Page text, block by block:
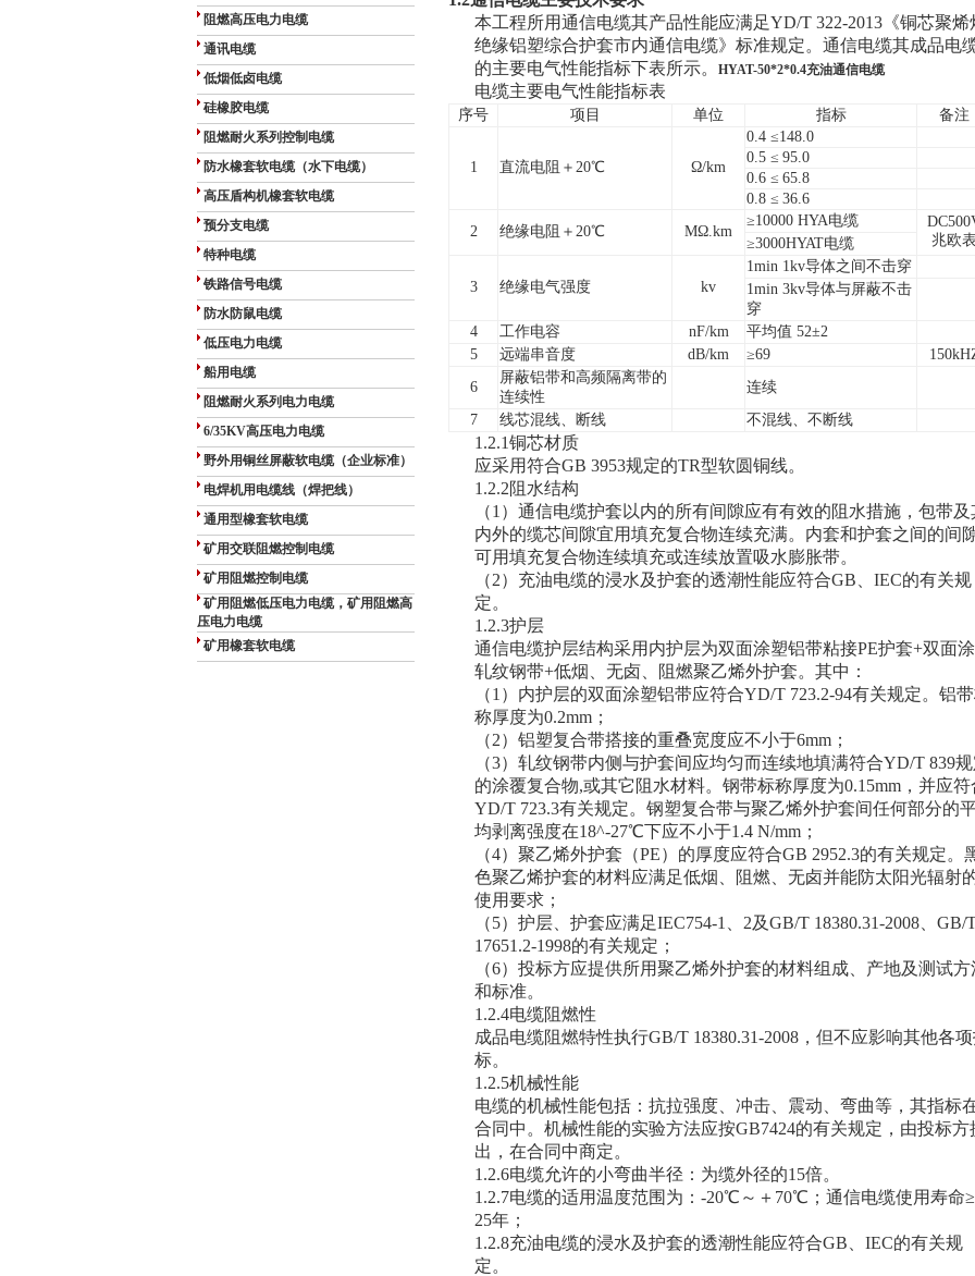
阻燃高压电力电缆
通讯电缆
低烟低卤电缆
硅橡胶电缆
阻燃耐火系列控制电缆
防水橡套软电缆（水下电缆）
高压盾构机橡套软电缆
预分支电缆
特种电缆
铁路信号电缆
防水防鼠电缆
低压电力电缆
船用电缆
阻燃耐火系列电力电缆
6/35KV高压电力电缆
野外用铜丝屏蔽软电缆（企业标准）
电焊机用电缆线（焊把线）
通用型橡套软电缆
矿用交联阻燃控制电缆
矿用阻燃控制电缆
矿用阻燃低压电力电缆，矿用阻燃高
压电力电缆
矿用橡套软电缆
本工程所用通信电缆其产品性能应满足YD/T 322-2013《铜芯聚烯
绝缘铝塑综合护套市内通信电缆》标准规定。通信电缆其成品电
的主要电气性能指标下表所示。
HYAT-50*2*0.4充油通信电缆
电缆主要电气性能指标表
序号 项目 单位 指标 备注
1 直流电阻 ＋20℃ Ω/km
0.4 ≤148.0
0.5 ≤ 95.0
0.6 ≤ 65.8
0.8 ≤ 36.6
2
绝缘电阻＋20℃ MΩ.km
≥10000 HYA电缆
兆欧表
≥3000HYAT电缆
3 绝缘电气强度 kv
1min 1kv导体之间不击穿
1min 3kv导体与屏蔽不击
穿
4
工作电容 nF/km
平均值 52±2
5
远端串音度 dB/km ≥69
6
屏蔽铝带和高频隔离带的
连续性
连续
7
线芯混线、断线 不混线、不断线
1.2.1铜芯材质
应采用符合GB 3953规定的TR型软圆铜线。
1.2.2阻水结构
（1）通信电缆护套以内的所有间隙应有有效的阻水措施，包带及
内外的缆芯间隙宜用填充复合物连续充满。内套和护套之间的间
可用填充复合物连续填充或连续放置吸水膨胀带。
（2）充油电缆的浸水及护套的透潮性能应符合GB、IEC的有关规
定。
1.2.3护层
通信电缆护层结构采用内护层为双面涂塑铝带粘接PE护套+双面
轧纹钢带+低烟、无卤、阻燃聚乙烯外护套。其中：
（1）内护层的双面涂塑铝带应符合YD/T 723.2-94有关规定。铝
称厚度为0.2mm；
（2）铝塑复合带搭接的重叠宽度应不小于6mm；
（3）轧纹钢带内侧与护套间应均匀而连续地填满符合YD/T 839
的涂覆复合物,或其它阻水材料。钢带标称厚度为0.15mm，并应符
YD/T 723.3有关规定。钢塑复合带与聚乙烯外护套间任何部分的
均剥离强度在18^-27℃下应不小于1.4 N/mm；
（4）聚乙烯外护套（PE）的厚度应符合GB 2952.3的有关规定。
色聚乙烯护套的材料应满足低烟、阻燃、无卤并能防太阳光辐射
使用要求；
（5）护层、护套应满足IEC754-1、2及GB/T 18380.31-2008、GB/
17651.2-1998的有关规定；
（6）投标方应提供所用聚乙烯外护套的材料组成、产地及测试方
和标准。
1.2.4电缆阻燃性
成品电缆阻燃特性执行GB/T 18380.31-2008，但不应影响其他各
标。
1.2.5机械性能
电缆的机械性能包括：抗拉强度、冲击、震动、弯曲等，其指标
合同中。机械性能的实验方法应按GB7424的有关规定，由投标方
出，在合同中商定。
1.2.6电缆允许的小弯曲半径：为缆外径的15倍。
1.2.7电缆的适用温度范围为：-20℃～＋70℃；通信电缆使用寿命≥
25年；
1.2.8充油电缆的浸水及护套的透潮性能应符合GB、IEC的有关规
定。